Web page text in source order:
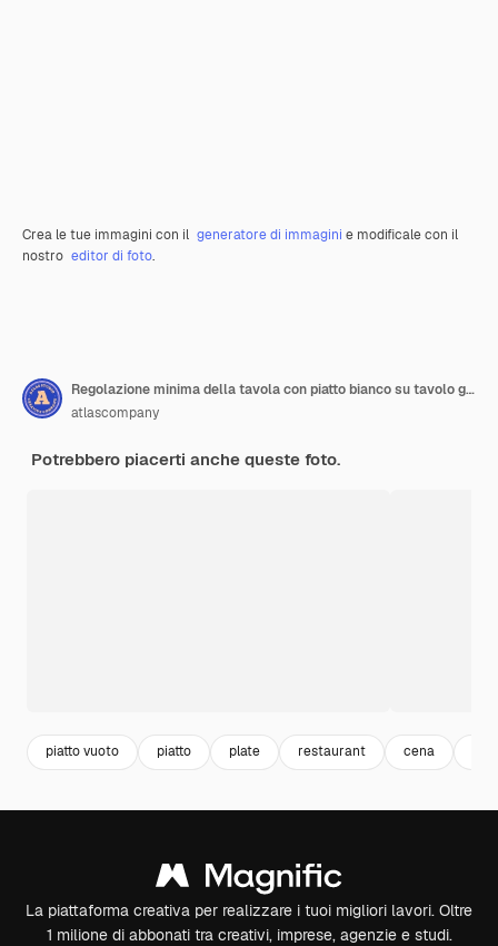
Crea le tue immagini con il generatore di immagini e modificale con il
nostro editor di foto.
Regolazione minima della tavola con piatto bianco su tavolo grigio testurizzato
atlascompany
Potrebbero piacerti anche queste foto.
piatto vuoto piatto plate restaurant cena
La piattaforma creativa per realizzare i tuoi migliori lavori. Oltre
1 milione di abbonati tra creativi, imprese, agenzie e studi.